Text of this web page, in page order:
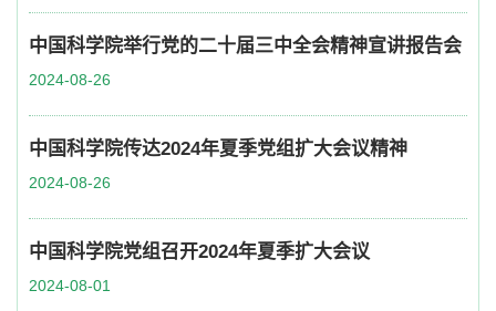
中国科学院举行党的二十届三中全会精神宣讲报告会
2024-08-26
中国科学院传达2024年夏季党组扩大会议精神
2024-08-26
中国科学院党组召开2024年夏季扩大会议
2024-08-01